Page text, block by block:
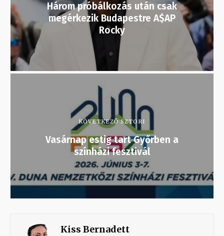
Három próbálkozás után csak
megérkezik Budapestre A$AP
Rocky
KÖVETKEZŐ SZTORI
Vasárnap estig tart Győrben a
színházi fesztivál
Kiss Bernadett